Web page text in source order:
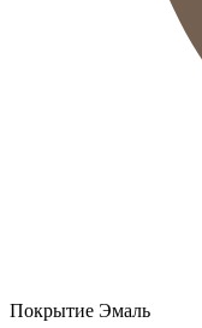
Покрытие Эмаль